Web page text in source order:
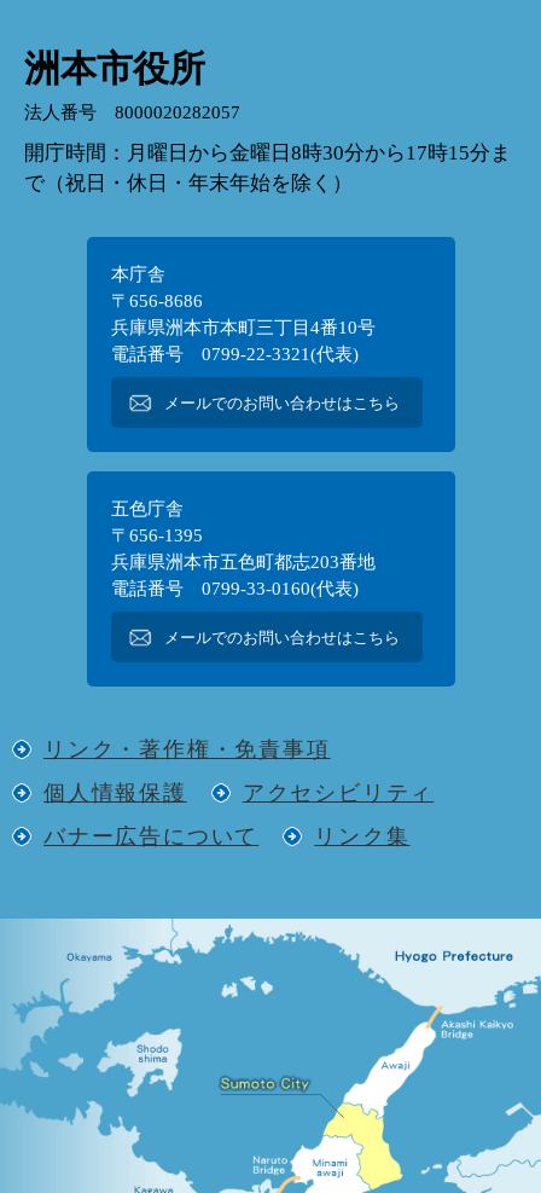
洲本市役所
法人番号 8000020282057
開庁時間：月曜日から金曜日8時30分から17時15分ま
で（祝日・休日・年末年始を除く）
本庁舎
〒656-8686
兵庫県洲本市本町三丁目4番10号
電話番号 0799-22-3321(代表)
メールでのお問い合わせはこちら
五色庁舎
〒656-1395
兵庫県洲本市五色町都志203番地
電話番号 0799-33-0160(代表)
メールでのお問い合わせはこちら
リンク・著作権・免責事項
個人情報保護
アクセシビリティ
バナー広告について
リンク集